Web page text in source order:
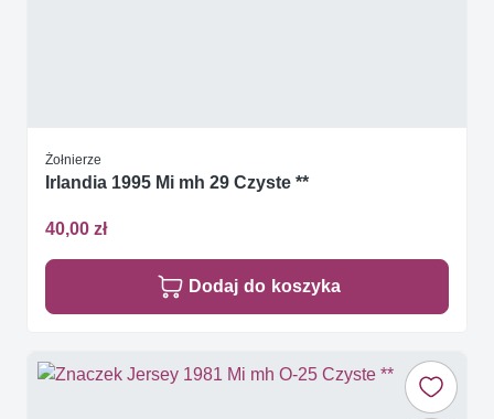
Żołnierze
Irlandia 1995 Mi mh 29 Czyste **
40,00 zł
Dodaj do koszyka